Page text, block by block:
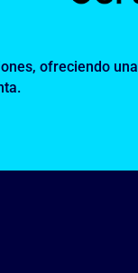
ofreciendo una